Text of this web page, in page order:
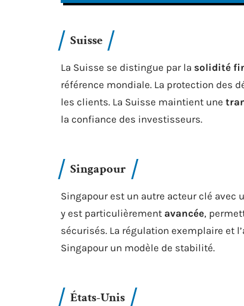
Suisse
La Suisse se distingue par la solidité
référence mondiale. La protection des
les clients. La Suisse maintient une
la confiance des investisseurs.
Singapour
Singapour est un autre acteur clé avec
y est particulièrement avancée,
sécurisés. La régulation exemplaire et
Singapour un modèle de stabilité.
États-Unis